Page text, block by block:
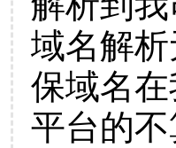
域名解
保域名
平台的